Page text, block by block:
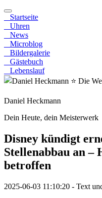
Startseite
Uhren
News
Microblog
Bildergalerie
Gästebuch
Lebenslauf
Daniel Heckmann
Dein Heute, dein Meisterwerk
Disney kündigt
Stellenabbau an
betroffen
2025-06-03 11:10:20 - Text